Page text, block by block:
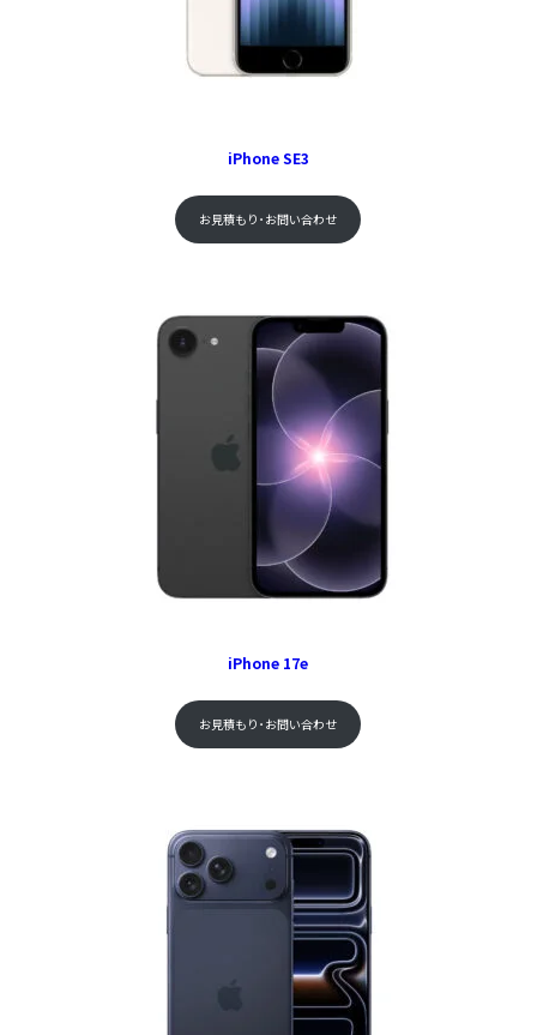
iPhone SE3
お見積もり･お問い合わせ
iPhone 17e
お見積もり･お問い合わせ